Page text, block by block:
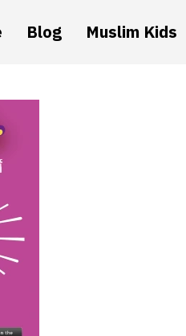
Blog Muslim Kids